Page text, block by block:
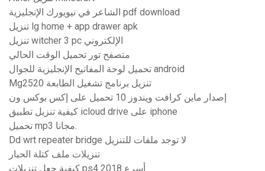
الشاعر في نيويورك الإنجليزية pdf download
تنزيل lg home + app drawer apk
تنزيل witcher 3 pc الإلكتروني
متصفح تور تحميل الوقت الحالي
تحميل لوحة المفاتيح الإنجليزية للجوال android
Mg2520 تنزيل برنامج تشغيل الطابعة
إصدار ماين كرافت ويندوز 10 تحميل على إكس بوكس ​​ون
كيفية تنزيل تطبيق icloud drive على iphone
تحميل mp3 مجانا.
Dd wrt repeater bridge لا توجد ملفات للتنزيل
تنزيلات ملف كتلة الحبار
كيفية جعل تنزيلات ps4 أسرع 2018